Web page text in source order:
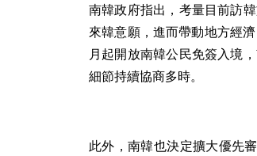
南韓政府指出，考量目前訪
來韓意願，進而帶動地方經
月起開放南韓公民免簽入境
細節持續協商多時。
此外，南韓也決定擴大優先